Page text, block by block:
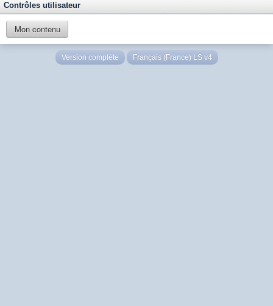
Contrôles utilisateur
Mon contenu
Version complète Français (France) LS v4